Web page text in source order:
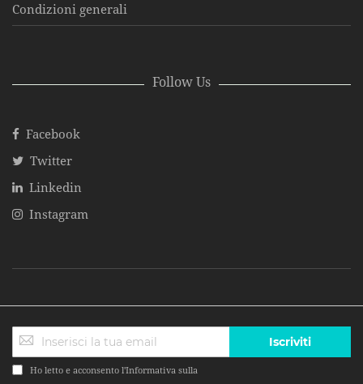
Condizioni generali
Follow Us
Facebook
Twitter
Linkedin
Instagram
Ho letto e acconsento l'Informativa sulla
Iscriviti